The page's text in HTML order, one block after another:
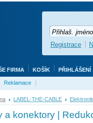
LABEL-THE-CABLE
a konektory |
FIRMA KOŠÍK PŘIHLÁŠENÍ
Reklamace
Registrace